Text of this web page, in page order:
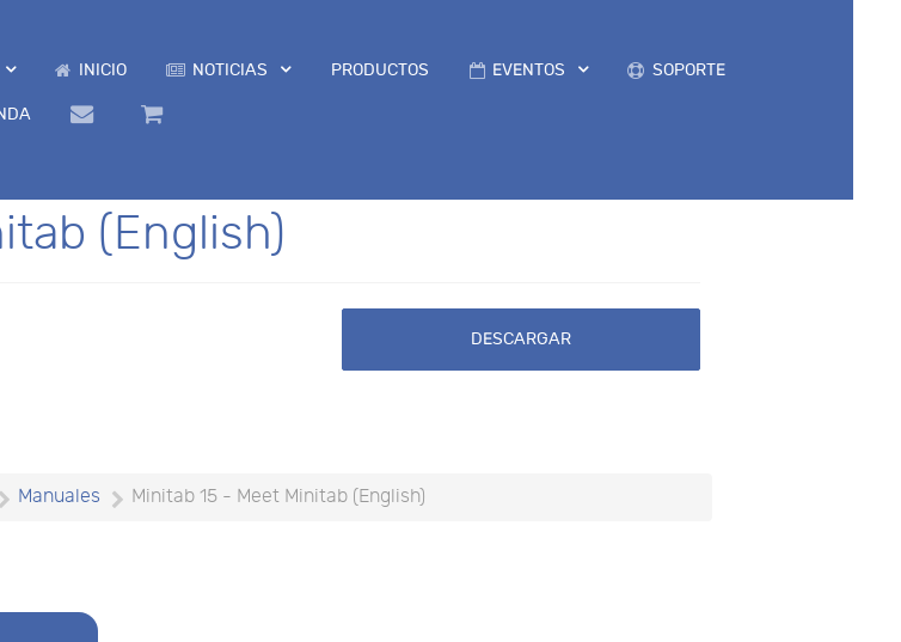
INICIO NOTICIAS PRODUCTOS EVENTOS SOPORTE
(English)
DESCARGAR
Manuales Minitab 15 - Meet Minitab (English)